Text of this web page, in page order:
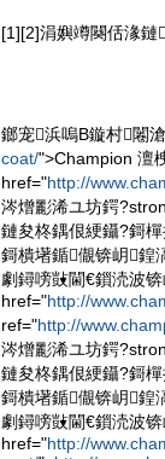
[1][2]涓嬩竴闋佸湪鏈
鎯宠浜嗚В鏇村闂
coat/">Champion 澶
href="http://
涔熷彲浠ユ坊鍔
鏈夋柊鍝佷綆鑷?鎶
鎶樻墸鍎儬锛岄鍠
劇鐞嗙敱閫€鎻涜波
href="http://
ref="http://
涔熷彲浠ユ坊鍔
鏈夋柊鍝佷綆鑷?鎶
鎶樻墸鍎儬锛岄鍠
劇鐞嗙敱閫€鎻涜波
href="http://